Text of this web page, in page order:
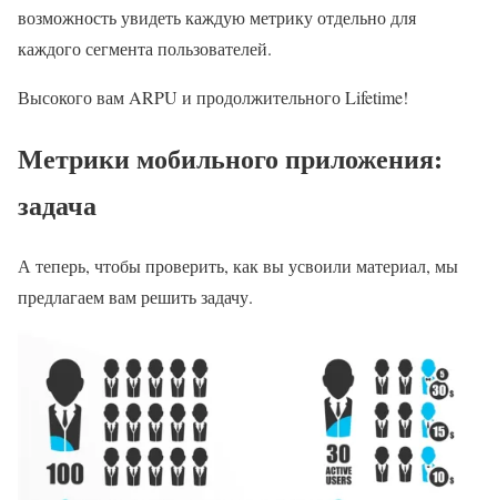
возможность увидеть каждую метрику отдельно для
каждого сегмента пользователей.
Высокого вам ARPU и продолжительного Lifetime!
Метрики мобильного приложения:
задача
А теперь, чтобы проверить, как вы усвоили материал, мы
предлагаем вам решить задачу.